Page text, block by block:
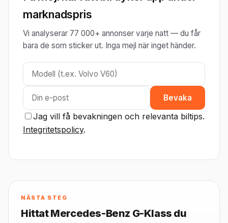
marknadspris
Vi analyserar 77 000+ annonser varje natt — du får
bara de som sticker ut. Inga mejl när inget händer.
Bevaka
Jag vill få bevakningen och relevanta biltips.
Integritetspolicy.
NÄSTA STEG
Hittat Mercedes-Benz G-Klass du